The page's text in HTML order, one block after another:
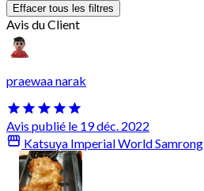
Effacer tous les filtres
Avis du Client
praewaa narak
Avis publié le 19 déc. 2022
Katsuya Imperial World Samrong